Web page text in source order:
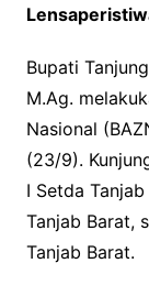
Bupati
M.Ag.
Nasional
(23/9).
I Setda
Tanjab Barat,
Tanjab Barat.